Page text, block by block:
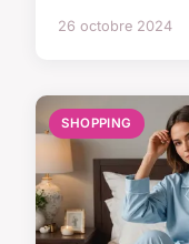
26 octobre 2024
SHOPPING